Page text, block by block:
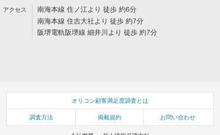
南海本線 住ノ江より 徒歩 約6分
南海本線 住吉大社より 徒歩 約7分
阪堺電軌阪堺線 細井川より 徒歩 約7分
オリコン顧客満足度調査とは
調査方法 掲載規約 お問い合わせ